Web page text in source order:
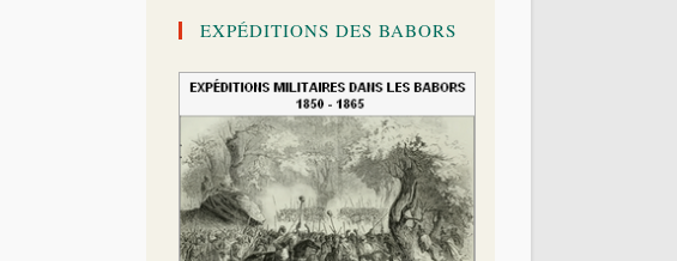
EXPÉDITIONS DES BABORS